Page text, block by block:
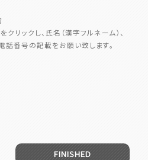
リックし、氏名（漢字フルネーム）、
話番号の記載をお願い致します。
FINISHED